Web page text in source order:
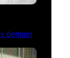
demain